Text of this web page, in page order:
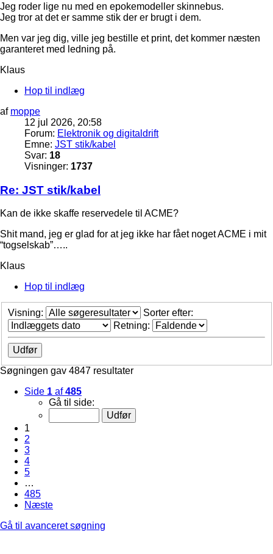
Jeg roder lige nu med en epokemodeller skinnebus.
Jeg tror at det er samme stik der er brugt i dem.
Men var jeg dig, ville jeg bestille et print, det kommer næsten
garanteret med ledning på.
Klaus
Hop til indlæg
af moppe
12 jul 2026, 20:58
Forum: Elektronik og digitaldrift
Emne: JST stik/kabel
Svar: 18
Visninger: 1737
Re: JST stik/kabel
Kan de ikke skaffe reservedele til ACME?
Shit mand, jeg er glad for at jeg ikke har fået noget ACME i mit
“togselskab”…..
Klaus
Hop til indlæg
Visning:
Sorter efter:
Retning:
Søgningen gav 4847 resultater
Side 1 af485
Gå til side:
1
2
3
4
5
…
485
Næste
Gå til avanceret søgning